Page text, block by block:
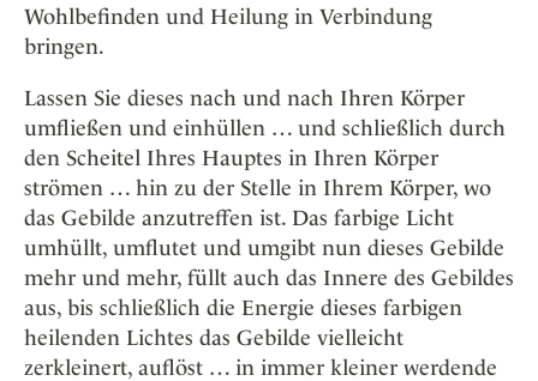
Wohlbefinden und Heilung in Verbindung
bringen.
Lassen Sie dieses nach und nach Ihren Körper
umfließen und einhüllen … und schließlich durch
den Scheitel Ihres Hauptes in Ihren Körper
strömen … hin zu der Stelle in Ihrem Körper, wo
das Gebilde anzutreffen ist. Das farbige Licht
umhüllt, umflutet und umgibt nun dieses Gebilde
mehr und mehr, füllt auch das Innere des Gebildes
aus, bis schließlich die Energie dieses farbigen
heilenden Lichtes das Gebilde vielleicht
zerkleinert, auflöst … in immer kleiner werdende